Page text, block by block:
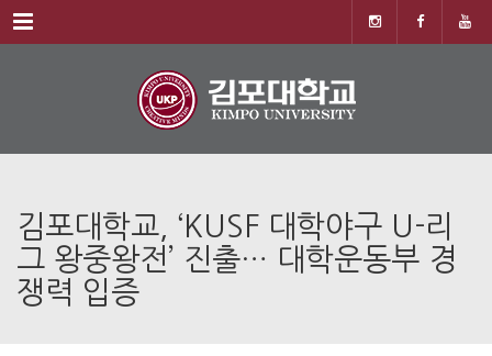
Menu
김포대학교, ‘KUSF 대학야구 U-리
그 왕중왕전’ 진출… 대학운동부 경
쟁력 입증